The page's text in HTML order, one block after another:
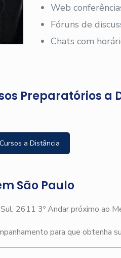
Web
Fóruns de
Chats com
Preparatórios a
Cursos a Distância
São Paulo
2611 3º Andar próximo ao
para que obtenha